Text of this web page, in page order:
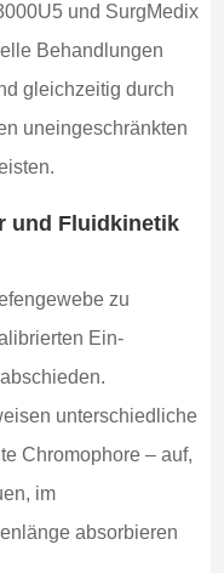
und SurgMedix
Behandlungen
gleichzeitig durch
uneingeschränkten
und Fluidkinetik
zu
Ein-
unterschiedliche
Chromophore – auf,
im
absorbieren